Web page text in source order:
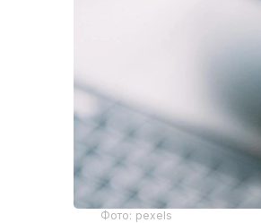
Фото: pexels